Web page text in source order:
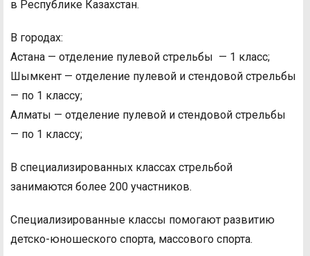
в Республике Казахстан.
В городах:
Астана — отделение пулевой стрельбы — 1 класс;
Шымкент — отделение пулевой и стендовой стрельбы
— по 1 классу;
Алматы — отделение пулевой и стендовой стрельбы
— по 1 классу;
В специализированных классах стрельбой
занимаются более 200 участников.
Специализированные классы помогают развитию
детско-юношеского спорта, массового спорта.